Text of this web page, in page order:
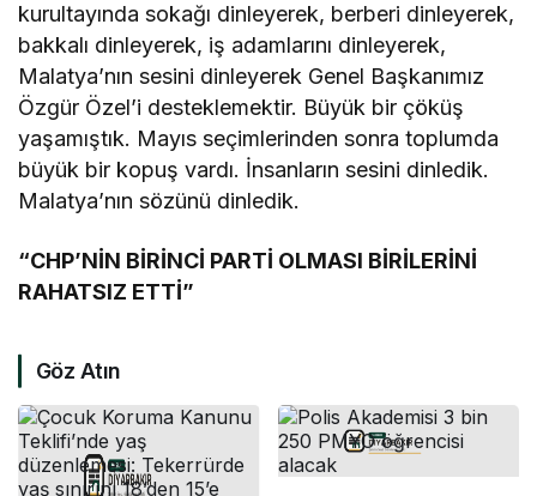
kurultayında sokağı dinleyerek, berberi dinleyerek,
bakkalı dinleyerek, iş adamlarını dinleyerek,
Malatya’nın sesini dinleyerek Genel Başkanımız
Özgür Özel’i desteklemektir. Büyük bir çöküş
yaşamıştık. Mayıs seçimlerinden sonra toplumda
büyük bir kopuş vardı. İnsanların sesini dinledik.
Malatya’nın sözünü dinledik.
“CHP’NİN BİRİNCİ PARTİ OLMASI BİRİLERİNİ
RAHATSIZ ETTİ”
Göz Atın